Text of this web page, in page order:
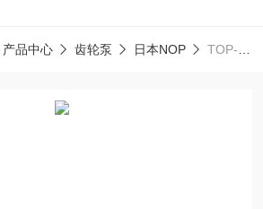
产品中心 齿轮泵 日本NOP TOP-1ME200-12MAVB日本NOP电机泵组